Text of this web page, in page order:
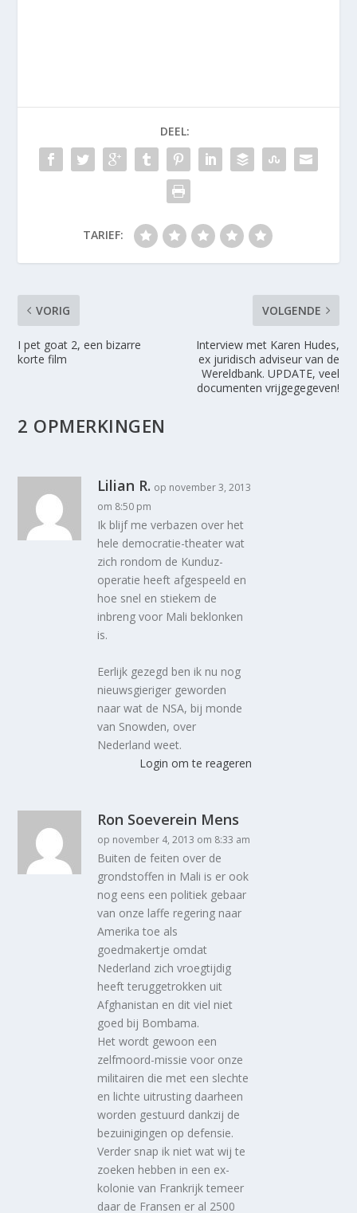
DEEL:
TARIEF:
VORIG
I pet goat 2, een bizarre
korte film
VOLGENDE
Interview met Karen Hudes,
ex juridisch adviseur van de
Wereldbank. UPDATE, veel
documenten vrijgegegeven!
2 OPMERKINGEN
Lilian R. op november 3, 2013
om 8:50 pm
Ik blijf me verbazen over het
hele democratie-theater wat
zich rondom de Kunduz-
operatie heeft afgespeeld en
hoe snel en stiekem de
inbreng voor Mali beklonken
is.
Eerlijk gezegd ben ik nu nog
nieuwsgieriger geworden
naar wat de NSA, bij monde
van Snowden, over
Nederland weet.
Login om te reageren
Ron Soeverein Mens
op november 4, 2013 om 8:33 am
Buiten de feiten over de
grondstoffen in Mali is er ook
nog eens een politiek gebaar
van onze laffe regering naar
Amerika toe als
goedmakertje omdat
Nederland zich vroegtijdig
heeft teruggetrokken uit
Afghanistan en dit viel niet
goed bij Bombama.
Het wordt gewoon een
zelfmoord-missie voor onze
militairen die met een slechte
en lichte uitrusting daarheen
worden gestuurd dankzij de
bezuinigingen op defensie.
Verder snap ik niet wat wij te
zoeken hebben in een ex-
kolonie van Frankrijk temeer
daar de Fransen er al 2500